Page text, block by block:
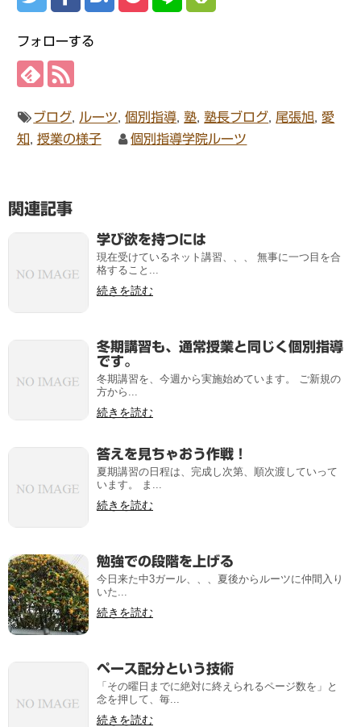
フォローする
ブログ ルーツ ,個別指導 ,塾 ,塾長ブログ 尾張旭
愛
知
授業の様子 個別指導学院ルーツ
関連記事
学び欲を持つには
現在受けているネット講習、、、 無事に一つ目を合
格すること...
続きを読む
冬期講習も、通常授業と同じく個別指導
です。
冬期講習を、今週から実施始めています。 ご新規の
方から...
続きを読む
答えを見ちゃおう作戦！
夏期講習の日程は、完成し次第、順次渡していって
います。 ま...
続きを読む
勉強での段階を上げる
今日来た中3ガール、、、夏後からルーツに仲間入り
いた...
続きを読む
ペース配分という技術
「その曜日までに絶対に終えられるページ数を」と
念を押して、毎...
続きを読む